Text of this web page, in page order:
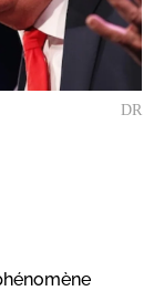
DR